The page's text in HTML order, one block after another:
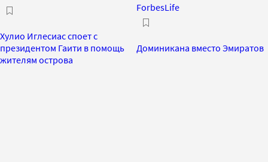
Хулио Иглесиас споет с
президентом Гаити в помощь
жителям острова
ForbesLife
Доминикана вместо Эмиратов